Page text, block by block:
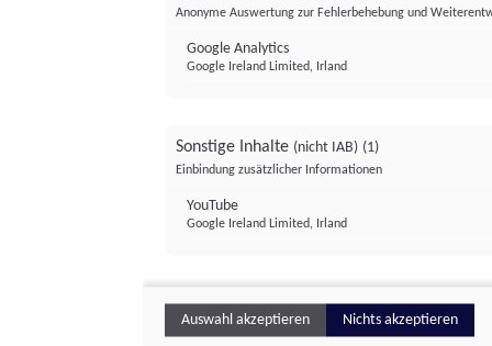
Anonyme Auswertung zur Fehlerbehebung und
Google Analytics
Google Ireland Limited, Irland
Sonstige Inhalte (nicht IAB) (1)
Einbindung zusätzlicher Informationen
YouTube
Google Ireland Limited, Irland
Auswahl akzeptieren Nichts akzeptieren